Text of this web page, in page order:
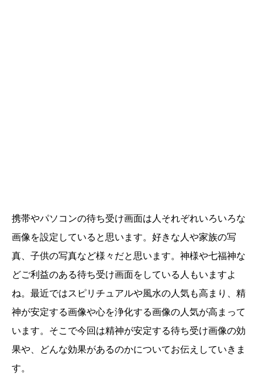
携帯やパソコンの待ち受け画面は人それぞれいろいろな
画像を設定していると思います。好きな人や家族の写
真、子供の写真など様々だと思います。神様や七福神な
どご利益のある待ち受け画面をしている人もいますよ
ね。最近ではスピリチュアルや風水の人気も高まり、精
神が安定する画像や心を浄化する画像の人気が高まって
います。そこで今回は精神が安定する待ち受け画像の効
果や、どんな効果があるのかについてお伝えしていきま
す。